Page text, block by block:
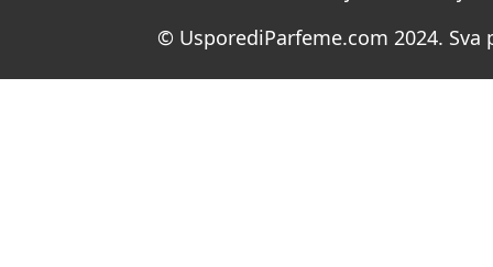
© UsporediParfeme.com 2024. Sva